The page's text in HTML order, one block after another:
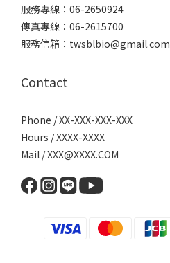
服務專線：06-2650924
傳真專線：06-2615700
服務信箱：twsblbio@gmail.com
Contact
Phone / XX-XXX-XXX-XXX
Hours / XXXX-XXXX
Mail / XXX@XXXX.COM